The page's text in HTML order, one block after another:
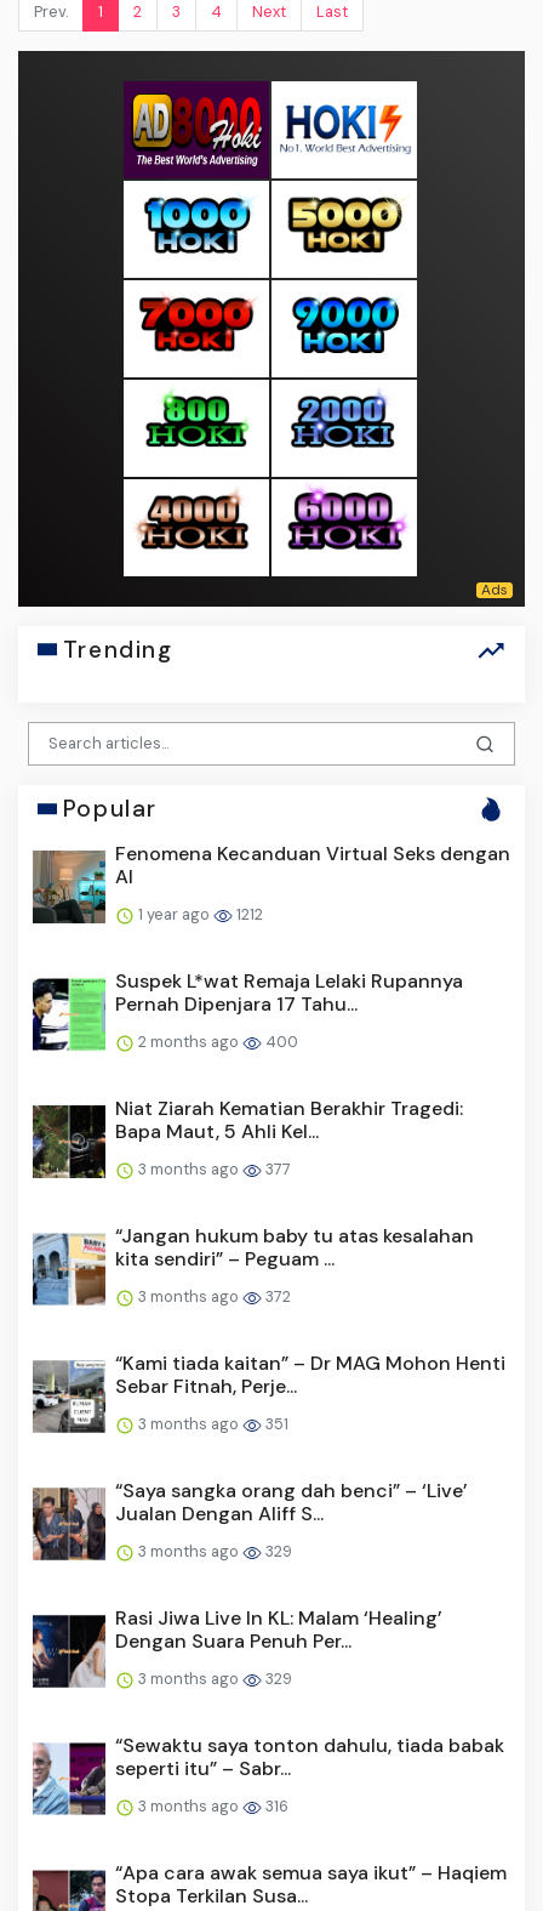
Prev. 1 2 3 4 Next Last
Trending
Popular
Fenomena Kecanduan Virtual Seks dengan
AI
1 year ago 1212
Suspek L*wat Remaja Lelaki Rupannya
Pernah Dipenjara 17 Tahu...
2 months ago 400
Niat Ziarah Kematian Berakhir Tragedi:
Bapa Maut, 5 Ahli Kel...
3 months ago 377
“Jangan hukum baby tu atas kesalahan
kita sendiri” – Peguam ...
3 months ago 372
“Kami tiada kaitan” – Dr MAG Mohon Henti
Sebar Fitnah, Perje...
3 months ago 351
“Saya sangka orang dah benci” – ‘Live’
Jualan Dengan Aliff S...
3 months ago 329
Rasi Jiwa Live In KL: Malam ‘Healing’
Dengan Suara Penuh Per...
3 months ago 329
“Sewaktu saya tonton dahulu, tiada babak
seperti itu” – Sabr...
3 months ago 316
“Apa cara awak semua saya ikut” – Haqiem
Stopa Terkilan Susa...